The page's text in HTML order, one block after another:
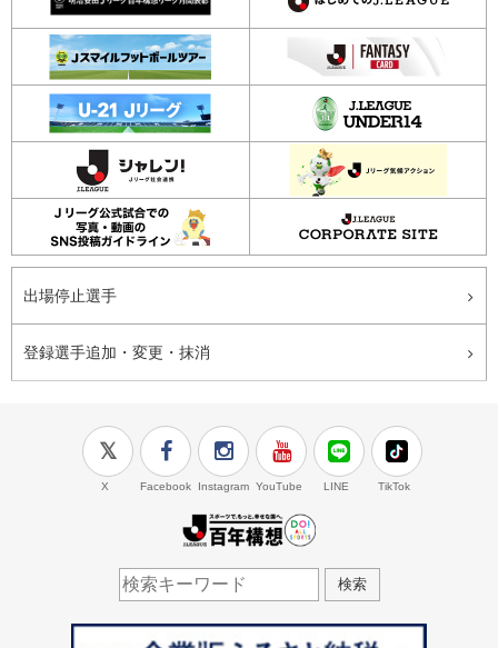
出場停止選手
登録選手追加・変更・抹消
X Facebook Instagram YouTube LINE TikTok
検索